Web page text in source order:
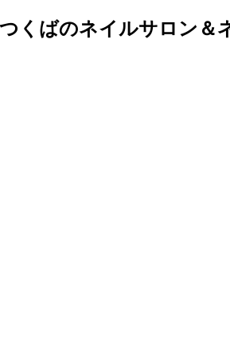
くばのネイルサロン